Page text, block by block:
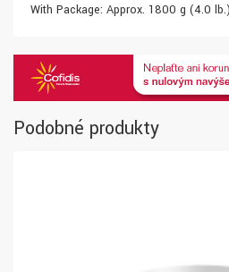
With Package: Approx. 1800 g (4.0 lb.)
Podobné produkty